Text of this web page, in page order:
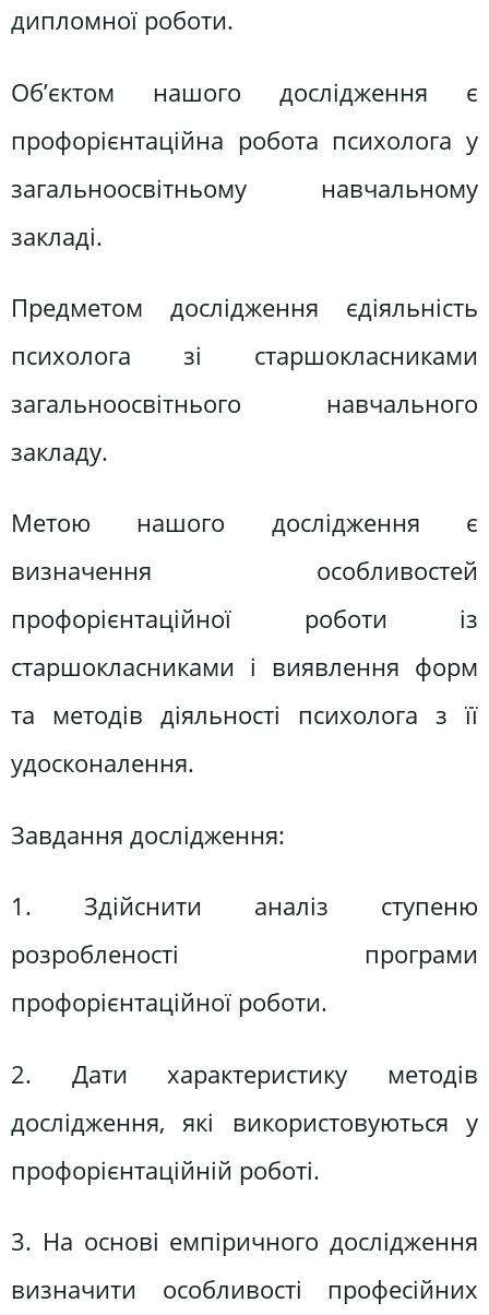
дипломної роботи.
Об’єктом нашого дослідження є
профорієнтаційна робота психолога у
загальноосвітньому навчальному
закладі.
Предметом дослідження єдіяльність
психолога зі старшокласниками
загальноосвітнього навчального
закладу.
Метою нашого дослідження є
визначення особливостей
профорієнтаційної роботи із
старшокласниками і виявлення форм
та методів діяльності психолога з її
удосконалення.
Завдання дослідження:
1. Здійснити аналіз ступеню
розробленості програми
профорієнтаційної роботи.
2. Дати характеристику методів
дослідження, які використовуються у
профорієнтаційній роботі.
3. На основі емпіричного дослідження
визначити особливості професійних